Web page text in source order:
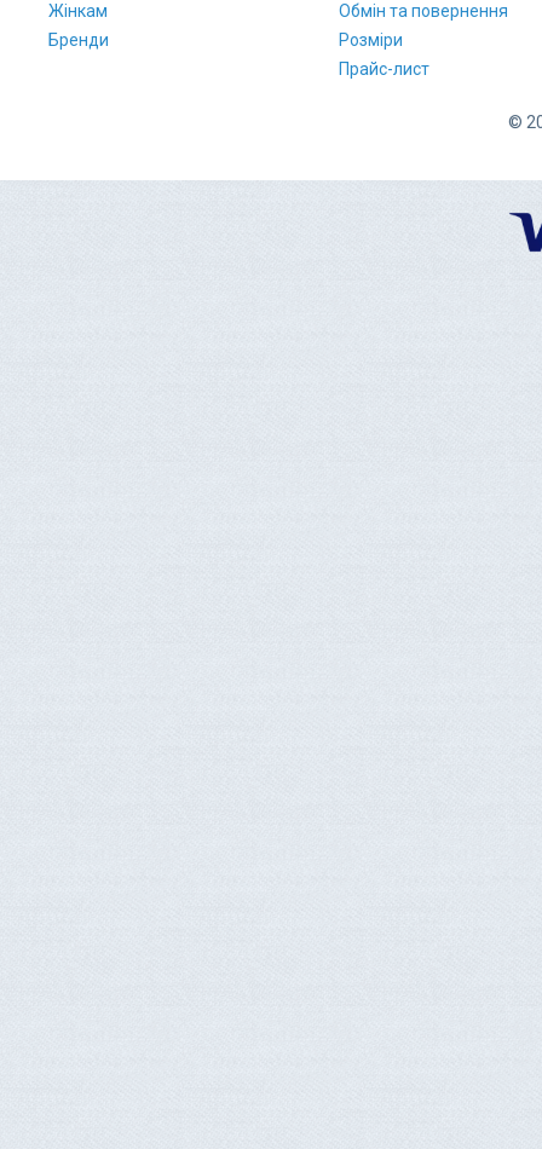
Жінкам
Бренди
Обмін та повернення
Розміри
Прайс-лист
©